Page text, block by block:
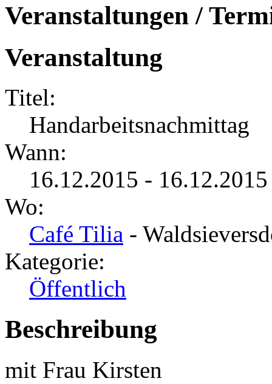
Veranstaltungen /
Veranstaltung
Titel:
Handarbeitsnachmittag
Wann:
16.12.2015 -
Wo:
Café Tilia -
Kategorie:
Öffentlich
Beschreibung
mit Frau Kirsten